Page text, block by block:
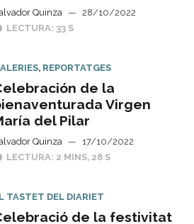
Quinza — 28/10/2022
LECTURA: 33 S
, REPORTATGES
de la
Virgen
del Pilar
Quinza —
17/10/2022
LECTURA: 2 MINS, 28 S
TASTET DEL DIARIET
de la festivitat